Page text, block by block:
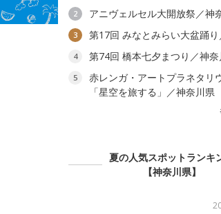
2 アニヴェルセル大開放祭／神
3 第17回 みなとみらい大盆踊
4 第74回 橋本七夕まつり／神
5
赤レンガ・アートプラネタリ
「星空を旅する」／神奈川県
夏の人気スポットランキ
【神奈川県】